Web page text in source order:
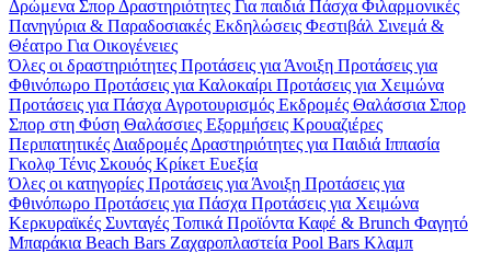
Δρώμενα Σπορ Δραστηριότητες Για παιδιά Πάσχα Φιλαρμονικές
Πανηγύρια & Παραδοσιακές Εκδηλώσεις Φεστιβάλ Σινεμά &
Θέατρο Για Οικογένειες
Όλες οι δραστηριότητες Προτάσεις για Άνοιξη Προτάσεις για
Φθινόπωρο Προτάσεις για Καλοκαίρι Προτάσεις για Χειμώνα
Προτάσεις για Πάσχα Αγροτουρισμός Εκδρομές Θαλάσσια Σπορ
Σπορ στη Φύση Θαλάσσιες Εξορμήσεις Κρουαζιέρες
Περιπατητικές Διαδρομές Δραστηριότητες για Παιδιά Ιππασία
Γκολφ Τένις Σκουός Κρίκετ Ευεξία
Όλες οι κατηγορίες Προτάσεις για Άνοιξη Προτάσεις για
Φθινόπωρο Προτάσεις για Πάσχα Προτάσεις για Χειμώνα
Κερκυραϊκές Συνταγές Τοπικά Προϊόντα Καφέ & Brunch Φαγητό
Μπαράκια Beach Bars Ζαχαροπλαστεία Pool Bars Κλαμπ